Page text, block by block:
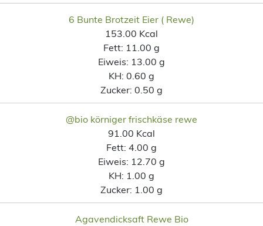
6 Bunte Brotzeit Eier ( Rewe)
153.00 Kcal
Fett: 11.00 g
Eiweis: 13.00 g
KH: 0.60 g
Zucker: 0.50 g
@bio körniger frischkäse rewe
91.00 Kcal
Fett: 4.00 g
Eiweis: 12.70 g
KH: 1.00 g
Zucker: 1.00 g
Agavendicksaft Rewe Bio